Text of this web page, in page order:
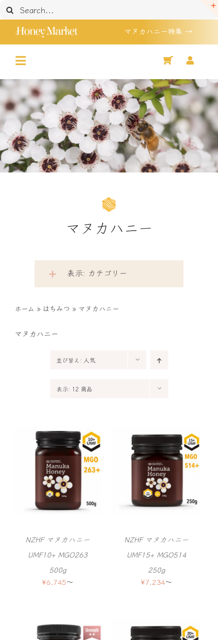
Skip
to
content
検
索
マヌカハニー特集 →
Honey Market
Toggle
Navigation
マヌカハニー 特集
Shop
セール品
買い物かご
マヌカハニー
ホーム » はちみつ » マヌカハニー
表示: カテゴリー
マヌカハニー
並び替え: 人気
表示: 12 商品
NZHF マヌカハニー
UMF10+ MGO263
500g
¥6,745〜
NZHF マヌカハニー
UMF15+ MGO514
250g
¥7,234〜